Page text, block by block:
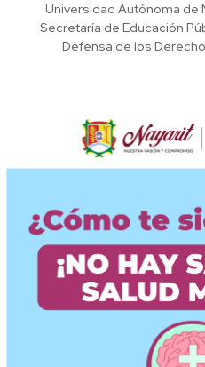
Universidad Autónoma de
Secretaría de Educación
Defensa de los